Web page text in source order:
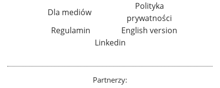
Dla mediów
Polityka
prywatności
Regulamin
English version
Linkedin
Partnerzy: